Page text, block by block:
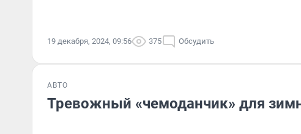
19 декабря, 2024, 09:56 375 Обсудить
АВТО
Тревожный «чемоданчик» для